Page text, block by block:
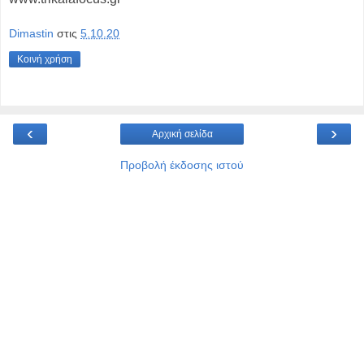
Dimastin στις 5.10.20
Κοινή χρήση
‹ ›
Αρχική σελίδα
Προβολή έκδοσης ιστού